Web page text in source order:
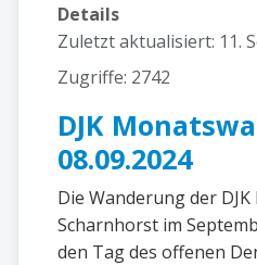
Details
Zuletzt aktualisiert: 11.
Zugriffe: 2742
DJK
08.09.2024
Die Wanderung der
Scharnhorst im
den Tag des offenen